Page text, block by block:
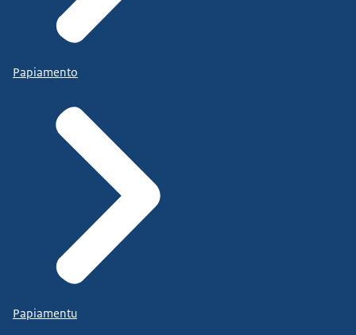
Papiamento
Papiamentu